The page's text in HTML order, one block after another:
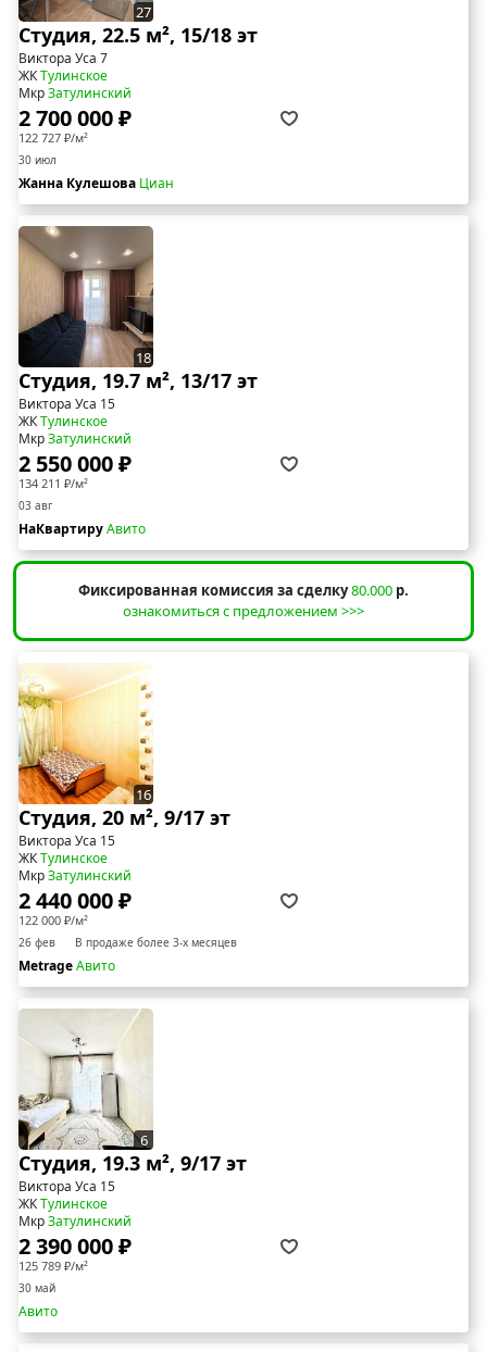
27
Студия, 22.5 м², 15/18 эт
Виктора Уса 7
ЖКТулинское
МкрЗатулинский
2 700 000 ₽
122 727 ₽/м²
30 июл
Жанна Кулешова Циан
18
Студия, 19.7 м², 13/17 эт
Виктора Уса 15
ЖКТулинское
МкрЗатулинский
2 550 000 ₽
134 211 ₽/м²
03 авг
НаКвартируАвито
Фиксированная комиссия за сделку80.000 р.
ознакомиться с предложением >>>
16
Студия, 20 м², 9/17 эт
Виктора Уса 15
ЖКТулинское
МкрЗатулинский
2 440 000 ₽
122 000 ₽/м²
26 фев В продаже более 3-х месяцев
MetrageАвито
6
Студия, 19.3 м², 9/17 эт
Виктора Уса 15
ЖКТулинское
МкрЗатулинский
2 390 000 ₽
125 789 ₽/м²
30 май
Авито